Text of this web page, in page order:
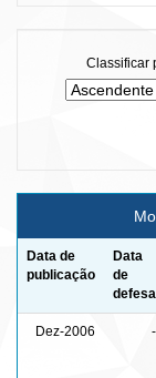
Classificar
Data de
publicação
Data
de
defesa
Dez-2006 -